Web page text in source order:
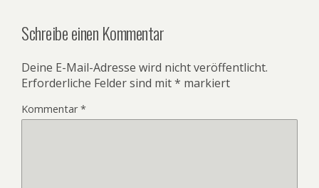
Schreibe einen Kommentar
Deine E-Mail-Adresse wird nicht veröffentlicht.
Erforderliche Felder sind mit* markiert
Kommentar*